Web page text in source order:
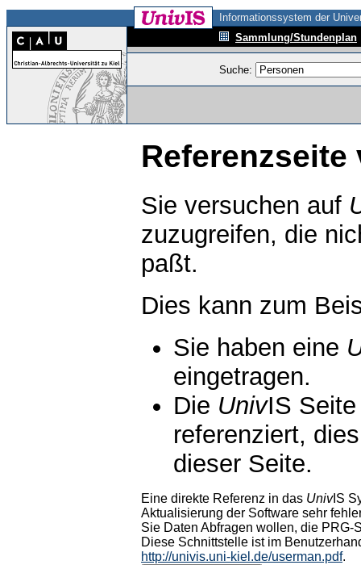
Informationssystem der
Sammlung/Stundenplan
Suche:
Referenzseite
Sie versuchen auf
zuzugreifen, die
paßt.
Dies kann zum
Sie haben eine
eingetragen.
Die UnivIS
referenziert,
dieser Seite.
Eine direkte Referenz in das UnivIS
Aktualisierung der Software sehr
Sie Daten Abfragen wollen, die PRG-
Diese Schnittstelle ist im
http://univis.uni-kiel.de/userman.pdf.